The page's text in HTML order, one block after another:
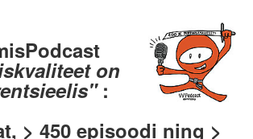
on
:
> 450 episoodi ning >